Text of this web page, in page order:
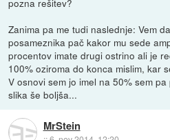
Zanima pa me tudi naslednje: Vem
posameznika pač kakor mu sede
procentov imate drugi ostrino ali je
100% oziroma do konca mislim, kar
V osnovi sem jo imel na 50% sem
slika še boljša...
MrStein